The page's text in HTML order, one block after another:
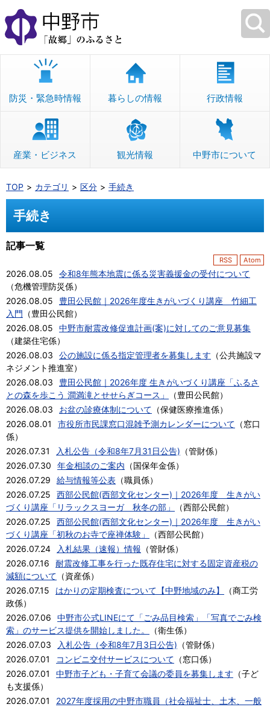
本
文
へ
移
防災・緊急時情報 暮らしの情報 行政情報
産業・ビジネス 観光情報 中野市について
TOP カテゴリ 区分 手続き
手続き
記事一覧
RSS Atom
2026.08.05
令和8年熊本地震に係る災害義援金の受付について
（危機管理防災係）
2026.08.05
豊田公民館｜2026年度生きがいづくり講座 竹細工
入門 （豊田公民館）
2026.08.05
中野市耐震改修促進計画(案)に対してのご意見募集
（建築住宅係）
2026.08.03
公の施設に係る指定管理者を募集します （公共施設マ
ネジメント推進室）
2026.08.03
豊田公民館｜2026年度 生きがいづくり講座「ふるさ
との森を歩こう 澗満滝とせせらぎコース」
（豊田公民館）
2026.08.03
お盆の診療体制について （保健医療推進係）
2026.08.01
市役所市民課窓口混雑予測カレンダーについて （窓口
係）
2026.07.31
入札公告（令和8年7月31日公告) （管財係）
2026.07.30
年金相談のご案内 （国保年金係）
2026.07.29
給与情報等公表 （職員係）
2026.07.25
西部公民館(西部文化センター)｜2026年度 生きがい
づくり講座「リラックスヨーガ 秋冬の部」
（西部公民館）
2026.07.25
西部公民館(西部文化センター)｜2026年度 生きがい
づくり講座「初秋のお寺で座禅体験」
（西部公民館）
2026.07.24
入札結果（速報）情報 （管財係）
2026.07.16
耐震改修工事を行った既存住宅に対する固定資産税の
減額について （資産係）
2026.07.15
はかりの定期検査について【中野地域のみ】 （商工労
政係）
2026.07.06
中野市公式LINEにて「ごみ品目検索」「写真でごみ検
索」のサービス提供を開始しました。
（衛生係）
2026.07.03
入札公告（令和8年7月3日公告) （管財係）
2026.07.01
コンビニ交付サービスについて （窓口係）
2026.07.01
中野市子ども・子育て会議の委員を募集します （子ど
も支援係）
2026.07.01
2027年度採用の中野市職員（社会福祉士、土木、一般